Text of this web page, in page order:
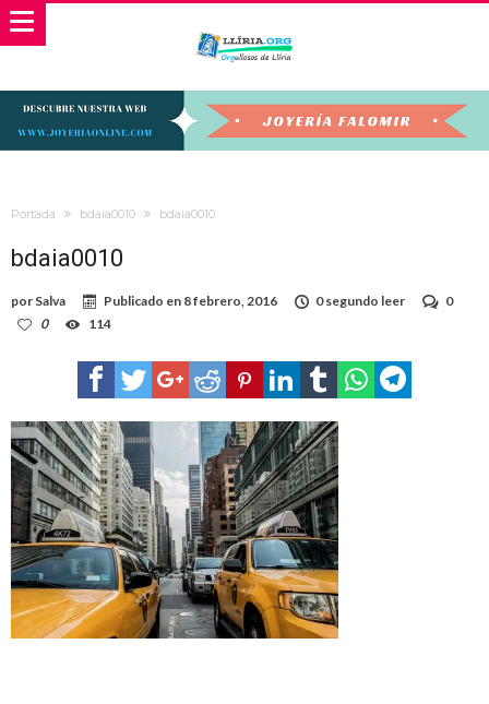
Portada bdaia0010 bdaia0010
bdaia0010
por Salva Publicado en 8 febrero, 2016 0 segundo leer
0
0
114